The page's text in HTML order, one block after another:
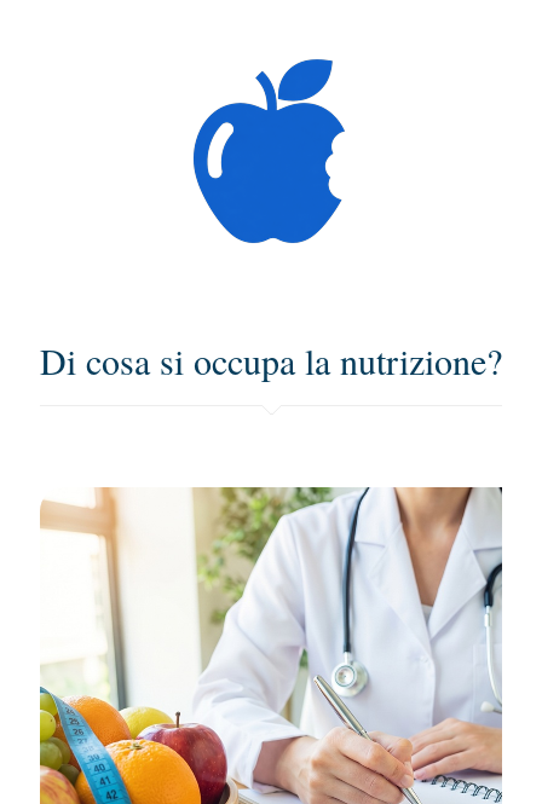
Di cosa si occupa la nutrizione?